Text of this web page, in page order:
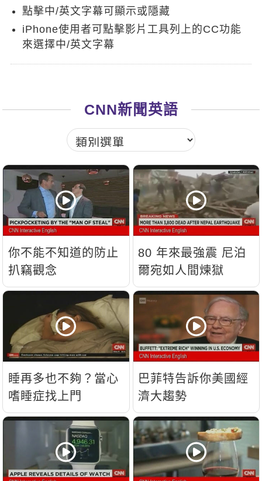
點擊中/英文字幕可顯示或隱藏
iPhone使用者可點擊影片工具列上的CC功能
來選擇中/英文字幕
CNN新聞英語
你不能不知道的防止
扒竊觀念
80 年來最強震 尼泊
爾宛如人間煉獄
睡再多也不夠？當心
嗜睡症找上門
巴菲特告訴你美國經
濟大趨勢